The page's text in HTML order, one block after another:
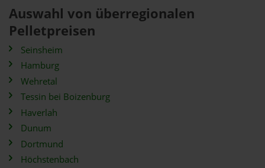
Auswahl von überregionalen
Pelletpreisen
Seinsheim
Hamburg
Wehretal
Tessin bei Boizenburg
Haverlah
Dunum
Dortmund
Höchstenbach